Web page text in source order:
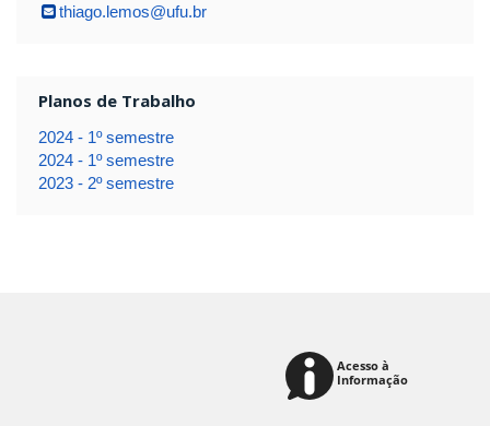
thiago.lemos@ufu.br
Planos de Trabalho
2024 - 1º semestre
2024 - 1º semestre
2023 - 2º semestre